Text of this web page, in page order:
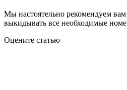
Мы настоятельно рекомендуем
выкидывать все необходимые
Оцените статью